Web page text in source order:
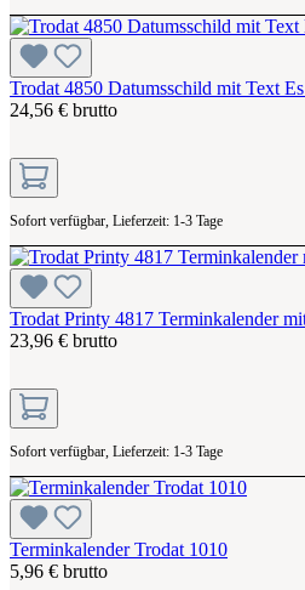
Trodat 4850 Datumsschild mit Text
24,56 € brutto
Sofort verfügbar, Lieferzeit: 1-3 Tage
Trodat Printy 4817 Terminkalender
23,96 € brutto
Sofort verfügbar, Lieferzeit: 1-3 Tage
Terminkalender Trodat 1010
5,96 € brutto